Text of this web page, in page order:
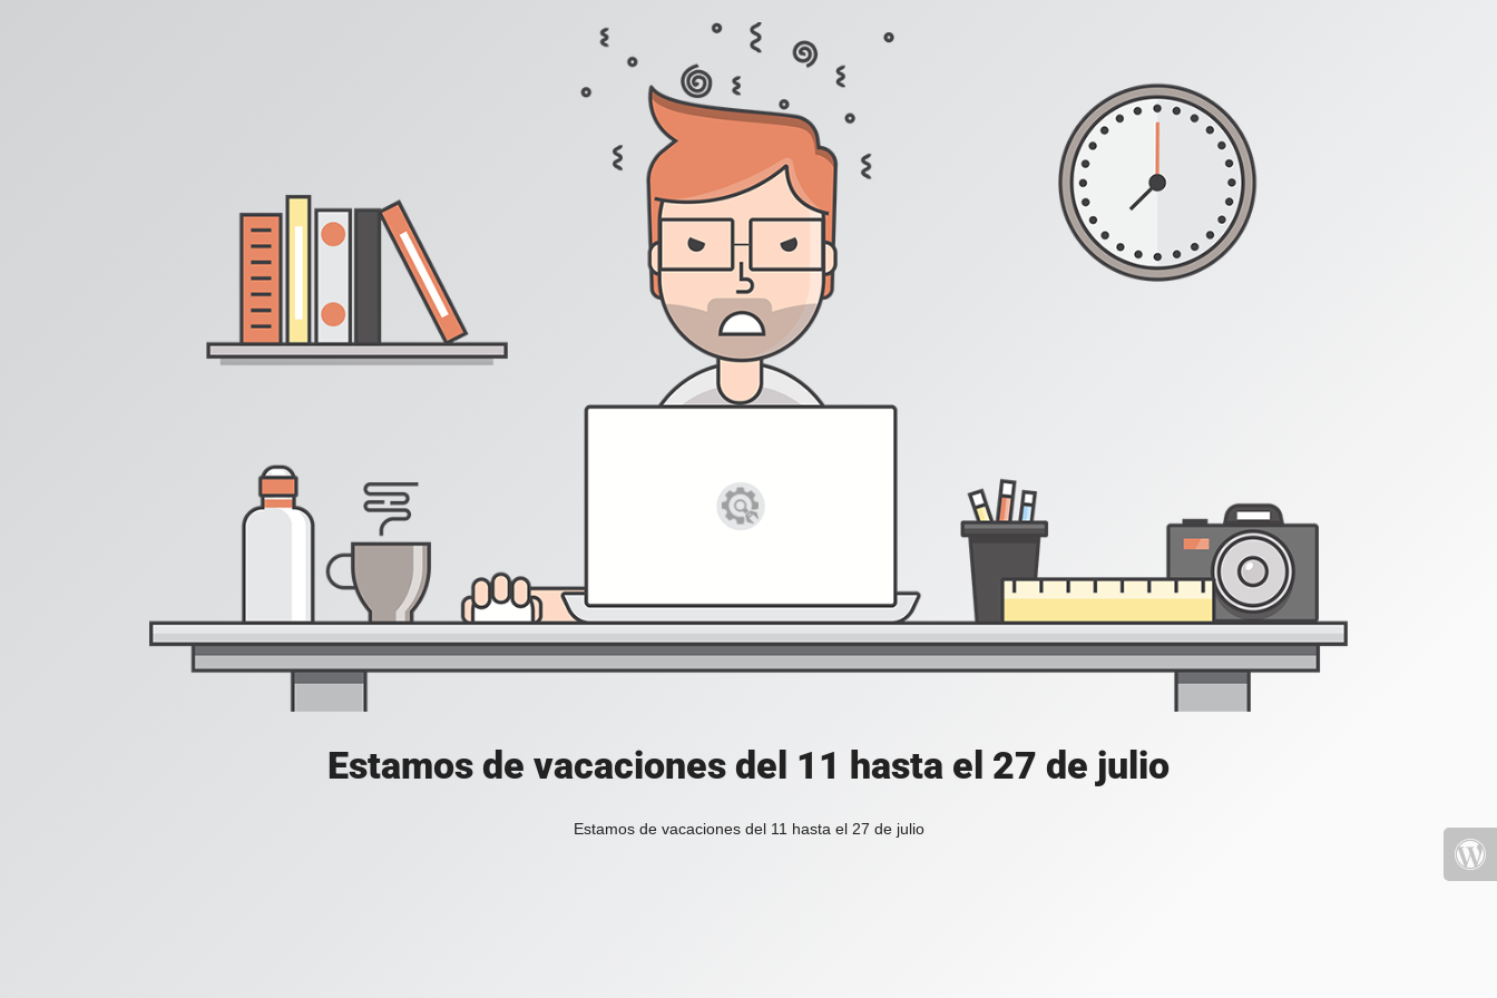
Estamos de vacaciones del 11 hasta el 27 de julio
Estamos de vacaciones del 11 hasta el 27 de julio